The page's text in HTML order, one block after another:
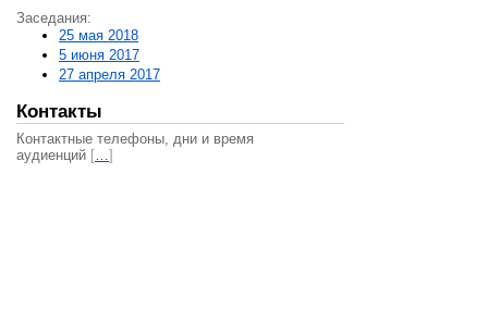
Заседания:
25 мая 2018
5 июня 2017
27 апреля 2017
Контакты
Контактные телефоны, дни и время
аудиенций […]